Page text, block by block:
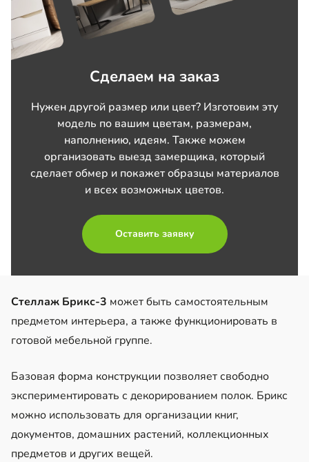
Сделаем на заказ
Нужен другой размер или цвет? Изготовим эту
модель по вашим цветам, размерам,
наполнению, идеям. Также можем
организовать выезд замерщика, который
сделает обмер и покажет образцы материалов
и всех возможных цветов.
Оставить заявку
Стеллаж Брикс-3 может быть самостоятельным
предметом интерьера, а также функционировать в
готовой мебельной группе.
Базовая форма конструкции позволяет свободно
экспериментировать с декорированием полок. Брикс
можно использовать для организации книг,
документов, домашних растений, коллекционных
предметов и других вещей.